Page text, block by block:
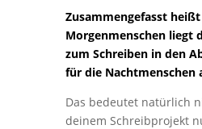
Zusammengefasst heißt
Morgenmenschen liegt
zum Schreiben in den
für die Nachtmenschen
Das bedeutet natürlich
deinem Schreibprojekt